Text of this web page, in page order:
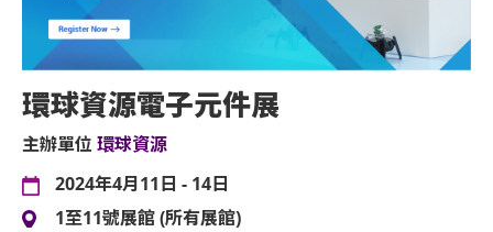
環球資源電子元件展
主辦單位 環球資源
2024年4月11日 - 14日
1至11號展館 (所有展館)